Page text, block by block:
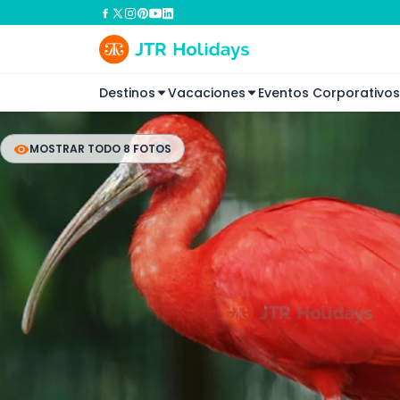
Destinos Vacaciones Eventos Corporativos
MOSTRAR TODO 8 FOTOS